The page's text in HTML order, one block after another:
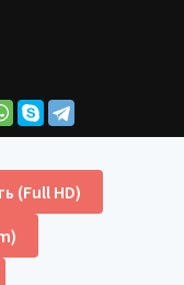
(Full HD)